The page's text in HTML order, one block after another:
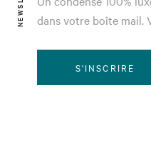
dans votre boîte mail.
S'INSCRIRE